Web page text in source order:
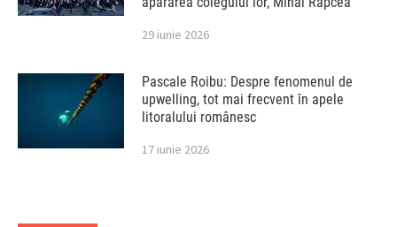
29 iunie 2026
Pascale Roibu: Despre fenomenul de
upwelling, tot mai frecvent în apele
litoralului românesc
17 iunie 2026